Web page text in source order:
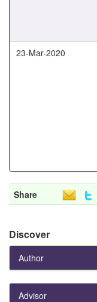
23-Mar-2020
Share
Discover
Author
Advisor